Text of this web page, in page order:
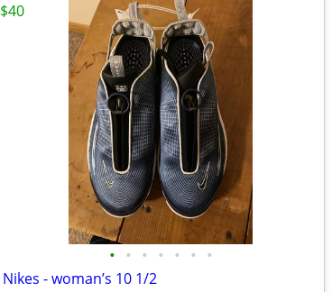
• • • • • • •
Nikes - woman’s 10 1/2
$40